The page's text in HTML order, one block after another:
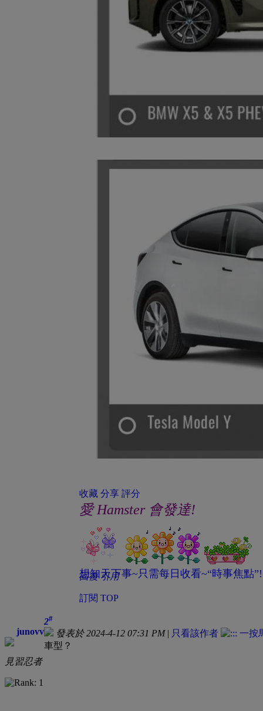
收藏 分享 評分
愛 Hamster 會發達!
想知天下事~只需每日收看~“時事焦點”!
回復 引用
訂閱 TOP
junovv
見習忍者
2#
發表於 2024-4-12 07:31 PM| 只看該作者
車型？